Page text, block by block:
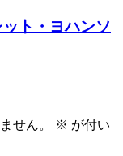
ト・ヨハンソ
せん。 ※ が付い